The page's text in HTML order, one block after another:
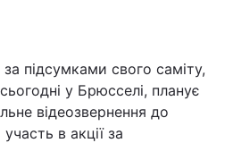
підсумками свого саміту,
у Брюсселі, планує
відеозвернення до
в акції за